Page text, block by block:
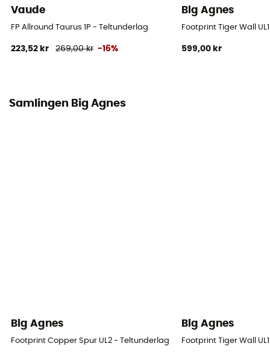
Vaude
FP Allround Taurus 1P - Teltunderlag
223,52 kr 269,00 kr -16%
Big Agnes
Footprint Tiger Wall
599,00 kr
Samlingen Big Agnes
Big Agnes
Footprint Copper Spur UL2 - Teltunderlag
Big Agnes
Footprint Tiger Wall